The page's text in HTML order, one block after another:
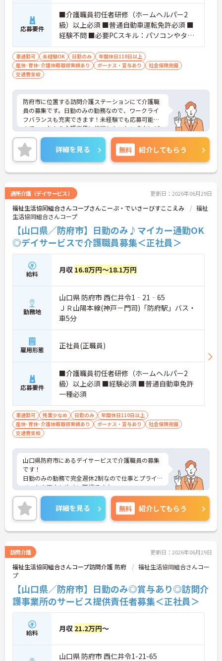
応募要件
■介護職員初任者研修（ホームヘルパー2
級）以上必須 ■普通自動車運転免許必須 ■
経験不問 ■必要PCスキル：パソコンやタブ
レットへの入力操作
車通勤可 未経験OK 日勤のみ
年間休日110日以上
産休･育休･介護休暇取得実績あり
ボーナス・賞与あり
社会保険完備
交通費支給
防府市に位置する訪問介護ステーションにて介護職
員の募集です。日勤のみの勤務なので、ワークライ
フバランスも充実できます！未経験でも応募可能な
ので、これから介護業界に挑戦したいという方にピ
ッタリの職場です◎職場には経験のあるスタッフが
おり、相談しながら業務が出来るので安心して対応
できます♪ご興味ある方は面接ポイントをお伝えし
ますので、お気軽にご連絡ください。
詳細を見る 無料 紹介してもらう
通所介護（デイサービス） 更新日：2026年06月29日
福祉生活協同組合さんコープさんこーぷ・でいさーびすここえみ
福祉
生活協同組合さんコープ
【山口県／防府市】日勤のみ♪マイカー通勤OK
◎デイサービスで介護職員募集＜正社員＞
給料 月収 16.8万円～18.1万円
勤務地
山口県 防府市 西仁井令1‐21‐65
ＪＲ山陽本線(神戸－門司)「防府駅」バス・
車5分
雇用形態 正社員(正職員)
応募要件
■介護職員初任者研修（ホームヘルパー2
級）以上必須 ■経験必須 ■普通自動車免許
一種必須
車通勤可 残業少なめ 日勤のみ
年間休日110日以上
産休･育休･介護休暇取得実績あり
ボーナス・賞与あり
社会保険完備
交通費支給
山口県防府市にあるデイサービスで介護職員の募集
です！
日勤のみの勤務で完全週休2制なので仕事とプライ
ベートを両立しやすい職場です♪
社会保険完備で各種手当も充実しているので安心し
て働きやすい環境が整っています◎
ご興味ある方は面接ポイントをお伝えしますので、
お気軽にご連絡ください。
詳細を見る 無料 紹介してもらう
訪問介護 更新日：2026年06月29日
福祉生活協同組合さんコープ訪問介護 防府
福祉生活協同組合さんコー
プ
【山口県／防府市】日勤のみ◎賞与あり◎訪問介
護事業所のサービス提供責任者募集＜正社員＞
給料 月収 21.2万円～
山口県 防府市 西仁井令1-21-65